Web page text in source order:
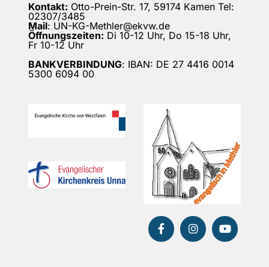
Kontakt: Otto-Prein-Str. 17, 59174 Kamen Tel:
02307/3485
Mail: UN-KG-Methler@ekvw.de
Öffnungszeiten: Di 10-12 Uhr, Do 15-18 Uhr,
Fr 10-12 Uhr
BANKVERBINDUNG: IBAN: DE 27 4416 0014
5300 6094 00